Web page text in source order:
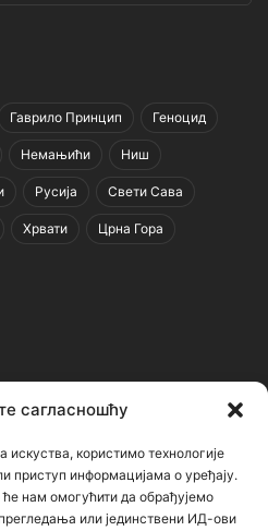
сагласношћу
користимо технологије
приступ информацијама о уређају.
ће нам омогућити да обрађујемо
или јединствени ИД-ови
Гаврило Принцип Геноцид
Немањићи Ниш
Русија Свети Сава
Хрвати Црна Гора
и портала уз наведене изворе.
вређају неког, или крше
Вас да нас о томе обавестите